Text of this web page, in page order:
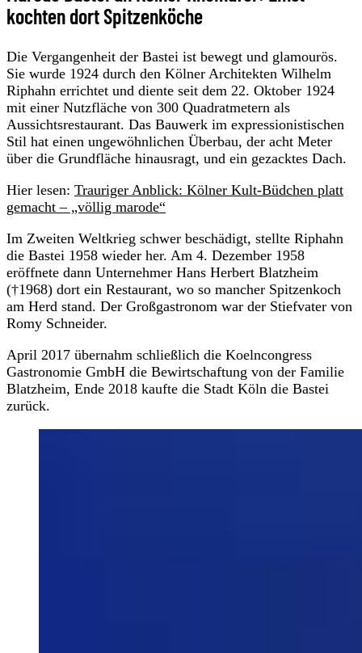
kochten dort Spitzenköche
Die Vergangenheit der Bastei ist bewegt und glamourös.
Sie wurde 1924 durch den Kölner Architekten Wilhelm
Riphahn errichtet und diente seit dem 22. Oktober 1924
mit einer Nutzfläche von 300 Quadratmetern als
Aussichtsrestaurant. Das Bauwerk im expressionistischen
Stil hat einen ungewöhnlichen Überbau, der acht Meter
über die Grundfläche hinausragt, und ein gezacktes Dach.
Hier lesen: Trauriger Anblick: Kölner Kult-Büdchen platt
gemacht – „völlig marode“
Im Zweiten Weltkrieg schwer beschädigt, stellte Riphahn
die Bastei 1958 wieder her. Am 4. Dezember 1958
eröffnete dann Unternehmer Hans Herbert Blatzheim
(†1968) dort ein Restaurant, wo so mancher Spitzenkoch
am Herd stand. Der Großgastronom war der Stiefvater von
Romy Schneider.
April 2017 übernahm schließlich die Koelncongress
Gastronomie GmbH die Bewirtschaftung von der Familie
Blatzheim, Ende 2018 kaufte die Stadt Köln die Bastei
zurück.